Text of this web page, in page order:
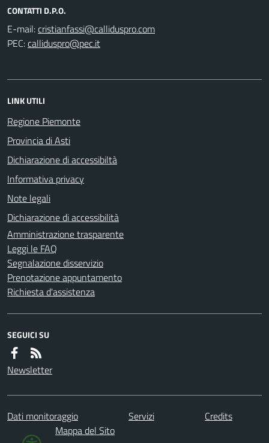
CONTATTI D.P.O.
E-mail:
PEC:
LINK UTILI
Regione Piemonte
Provincia di Asti
Dichiarazione di accessibiltà
Informativa privacy
Note legali
Dichiarazione di accessibilità
Amministrazione trasparente
Leggi le FAQ
Segnalazione disservizio
Prenotazione appuntamento
Richiesta d'assistenza
SEGUICI SU
Newsletter
Dati monitoraggio Servizi
Credits
Mappa del Sito